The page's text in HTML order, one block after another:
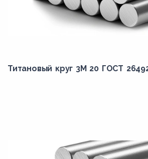
Титановый круг 3М 20 ГОСТ